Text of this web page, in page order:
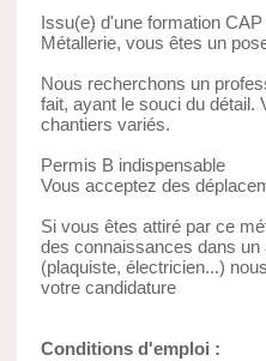
Issu(e) d'une formation
Métallerie, vous êtes un
Nous recherchons un
fait, ayant le souci du détail.
chantiers variés.
Permis B indispensable
Vous acceptez des
Si vous êtes attiré par ce
des connaissances dans un
(plaquiste, électricien...)
votre candidature
Conditions d'emploi :